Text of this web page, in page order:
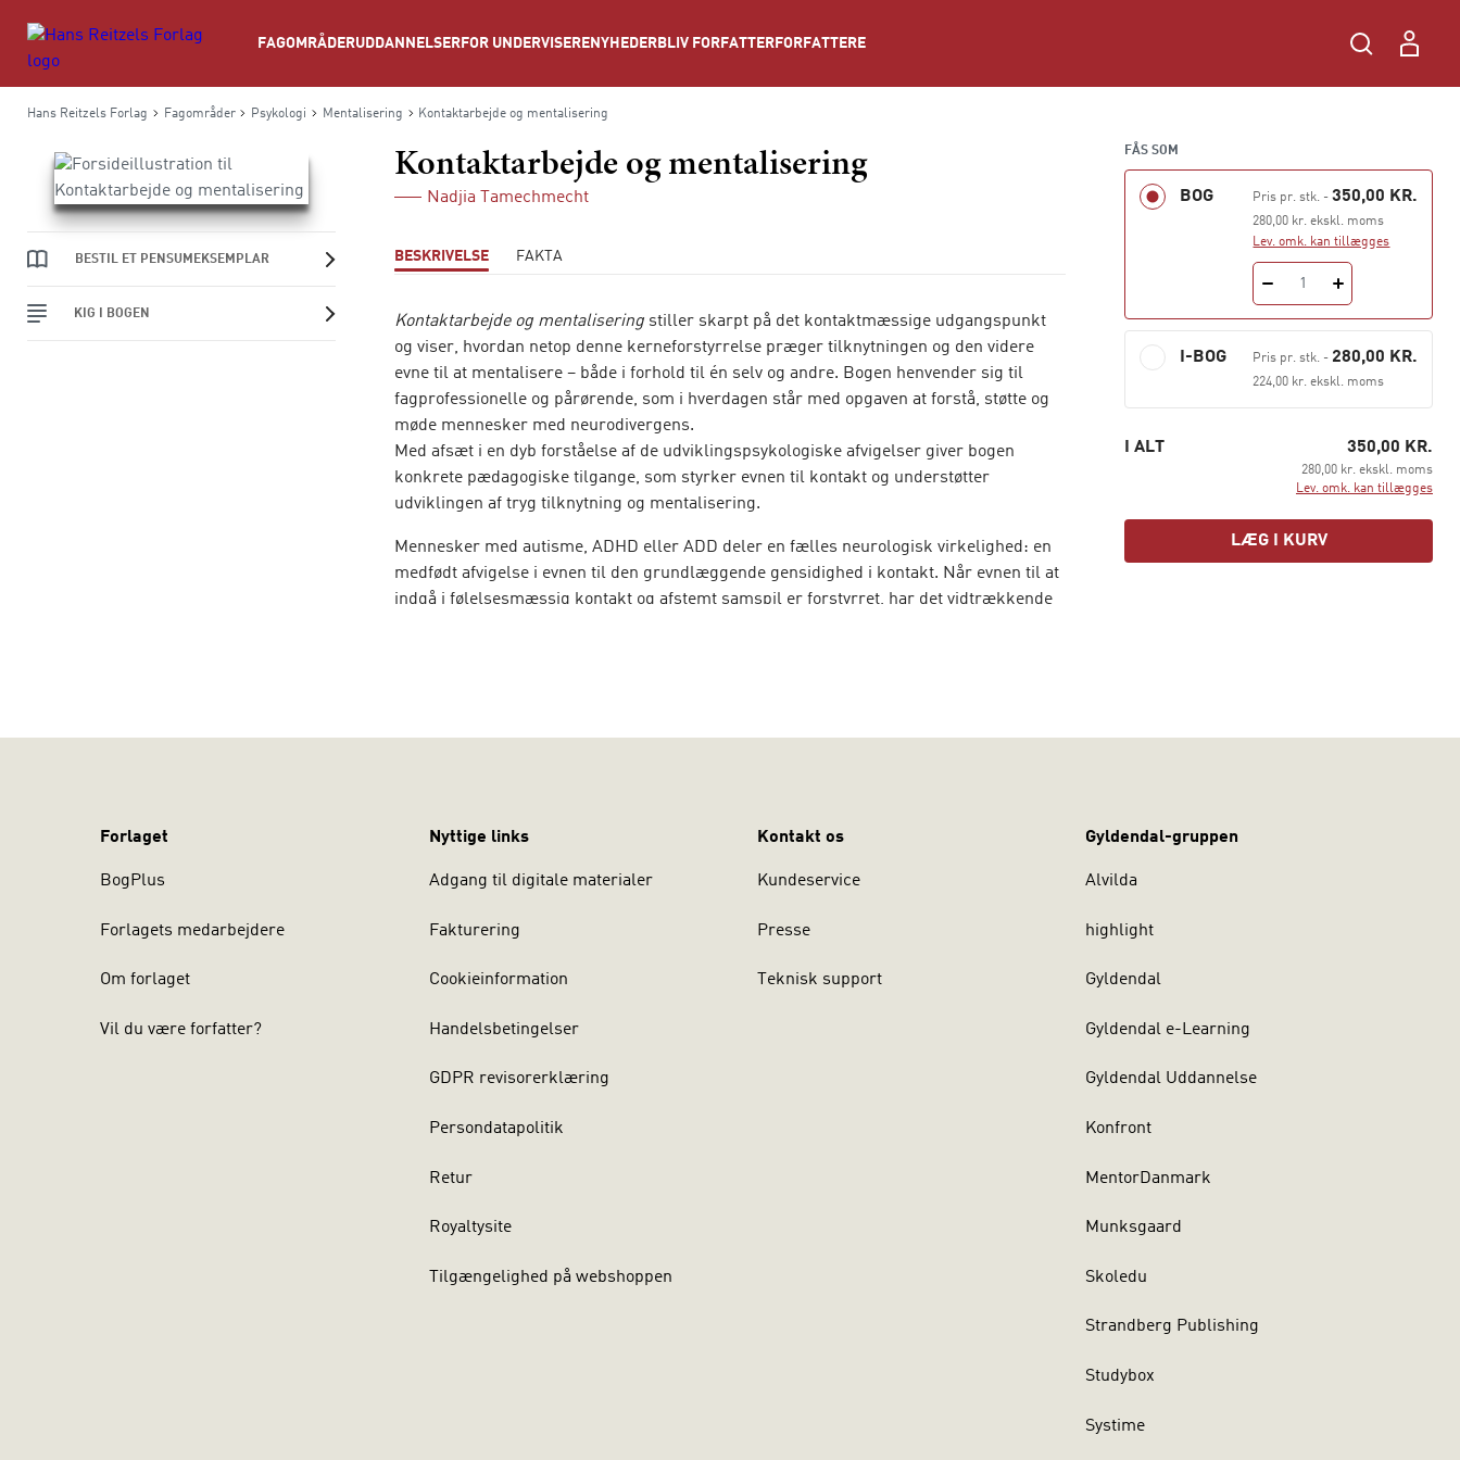
FAGOMRÅDERUDDANNELSER FOR UNDERVISERE NYHEDER BLIV FORFATTER FORFATTERE
Hans Reitzels Forlag Fagområder Psykologi Mentalisering Kontaktarbejde og mentalisering
BESTIL ET PENSUMEKSEMPLAR
KIG I BOGEN
Kontaktarbejde og mentalisering
Nadjia Tamechmecht
BESKRIVELSE FAKTA
Kontaktarbejde og mentalisering stiller skarpt på det kontaktmæssige udgangspunkt
og viser, hvordan netop denne kerneforstyrrelse præger tilknytningen og den videre
evne til at mentalisere – både i forhold til én selv og andre. Bogen henvender sig til
fagprofessionelle og pårørende, som i hverdagen står med opgaven at forstå, støtte og
møde mennesker med neurodivergens.
Med afsæt i en dyb forståelse af de udviklingspsykologiske afvigelser giver bogen
konkrete pædagogiske tilgange, som styrker evnen til kontakt og understøtter
udviklingen af tryg tilknytning og mentalisering.
Mennesker med autisme, ADHD eller ADD deler en fælles neurologisk virkelighed: en
medfødt afvigelse i evnen til den grundlæggende gensidighed i kontakt. Når evnen til at
indgå i følelsesmæssig kontakt og afstemt samspil er forstyrret, har det vidtrækkende
FÅS SOM
BOG Pris pr. stk. -350,00 KR.
280,00 kr. ekskl. moms
Lev. omk. kan tillægges
1
I-BOG Pris pr. stk. - 280,00 KR.
224,00 kr. ekskl. moms
I ALT 350,00 KR.
280,00 kr. ekskl. moms
Lev. omk. kan tillægges
LÆG I KURV
Forlaget
BogPlus
Forlagets medarbejdere
Om forlaget
Vil du være forfatter?
Nyttige links
Adgang til digitale materialer
Fakturering
Cookieinformation
Handelsbetingelser
GDPR revisorerklæring
Persondatapolitik
Retur
Royaltysite
Tilgængelighed på webshoppen
Kontakt os
Kundeservice
Presse
Teknisk support
Gyldendal-gruppen
Alvilda
highlight
Gyldendal
Gyldendal e-Learning
Gyldendal Uddannelse
Konfront
MentorDanmark
Munksgaard
Skoledu
Strandberg Publishing
Studybox
Systime